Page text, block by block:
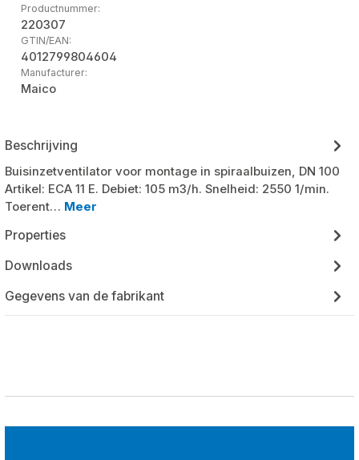
Productnummer:
220307
GTIN/EAN:
4012799804604
Manufacturer:
Maico
Beschrijving
Buisinzetventilator voor montage in spiraalbuizen, DN 100
Artikel: ECA 11 E. Debiet: 105 m3/h. Snelheid: 2550 1/min.
Toerent… Meer
Properties
Downloads
Gegevens van de fabrikant